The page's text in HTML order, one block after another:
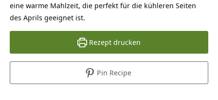
eine warme Mahlzeit, die perfekt für die kühleren Seiten
des Aprils geeignet ist.
Rezept drucken
Pin Recipe